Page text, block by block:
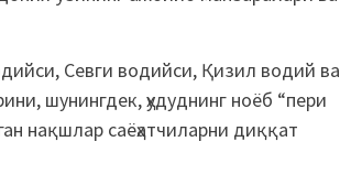
Севги водийси, Қизил водий ва
шунингдек, ҳудуднинг ноёб “пери
нақшлар саёҳатчиларни диққат